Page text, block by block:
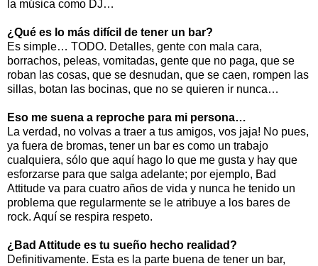
la música como DJ…
¿Qué es lo más difícil de tener un bar?
Es simple… TODO. Detalles, gente con mala cara,
borrachos, peleas, vomitadas, gente que no paga, que se
roban las cosas, que se desnudan, que se caen, rompen las
sillas, botan las bocinas, que no se quieren ir nunca…
Eso me suena a reproche para mi persona…
La verdad, no volvas a traer a tus amigos, vos jaja! No pues,
ya fuera de bromas, tener un bar es como un trabajo
cualquiera, sólo que aquí hago lo que me gusta y hay que
esforzarse para que salga adelante; por ejemplo, Bad
Attitude va para cuatro años de vida y nunca he tenido un
problema que regularmente se le atribuye a los bares de
rock. Aquí se respira respeto.
¿Bad Attitude es tu sueño hecho realidad?
Definitivamente. Esta es la parte buena de tener un bar,